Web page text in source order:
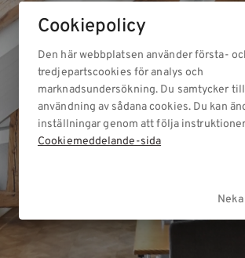
Cookiepolicy
Den här webbplatsen använder första-
tredjepartscookies för analys och
marknadsundersökning. Du samtycker
användning av sådana cookies. Du kan
inställningar genom att följa
Cookiemeddelande-sida
Neka